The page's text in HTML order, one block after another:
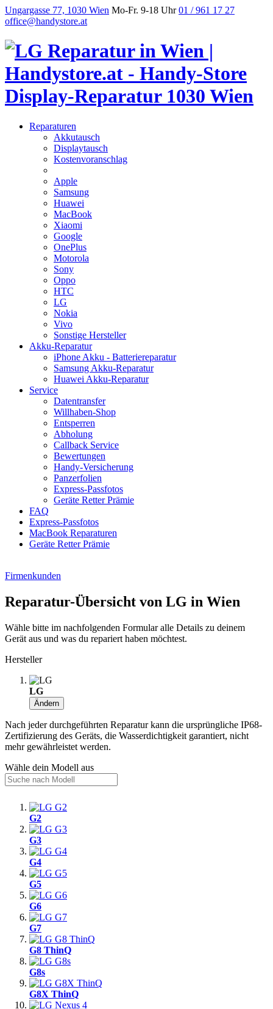
Ungargasse 77, 1030 Wien Mo-Fr. 9-18 Uhr 01 / 961 17 27
office@handystore.at
Reparaturen
Akkutausch
Displaytausch
Kostenvoranschlag
Apple
Samsung
Huawei
MacBook
Xiaomi
Google
OnePlus
Motorola
Sony
Oppo
HTC
LG
Nokia
Vivo
Sonstige Hersteller
Akku-Reparatur
iPhone Akku - Batteriereparatur
Samsung Akku-Reparatur
Huawei Akku-Reparatur
Service
Datentransfer
Willhaben-Shop
Entsperren
Abholung
Callback Service
Bewertungen
Handy-Versicherung
Panzerfolien
Express-Passfotos
Geräte Retter Prämie
FAQ
Express-Passfotos
MacBook Reparaturen
Geräte Retter Prämie
Firmenkunden
Reparatur-Übersicht von LG in Wien
Wähle bitte im nachfolgenden Formular alle Details zu deinem
Gerät aus und was du repariert haben möchtest.
Hersteller
LG
Ändern
Nach jeder durchgeführten Reparatur kann die ursprüngliche IP68-
Zertifizierung des Geräts, die Wasserdichtigkeit garantiert, nicht
mehr gewährleistet werden.
Wähle dein Modell aus
G2
G3
G4
G5
G6
G7
G8 ThinQ
G8s
G8X ThinQ